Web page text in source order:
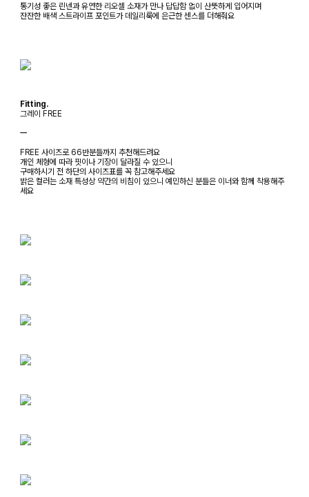
통기성 좋은 린넨과 유연한 리오셀 소재가 만나 답답함 없이 산뜻하게 입어지며
잔잔한 배색 스트라이프 포인트가 데일리룩에 은근한 센스를 더해줘요
Fitting.
그레이 FREE
ㅡ
FREE 사이즈로 66반분들까지 추천해드려요
개인 체형에 따라 핏이나 기장이 달라질 수 있으니
구매하시기 전 하단의 사이즈표를 꼭 참고해주세요
밝은 컬러는 소재 특성상 약간의 비침이 있으니 예민하신 분들은 이너와 함께 착용해주
세요